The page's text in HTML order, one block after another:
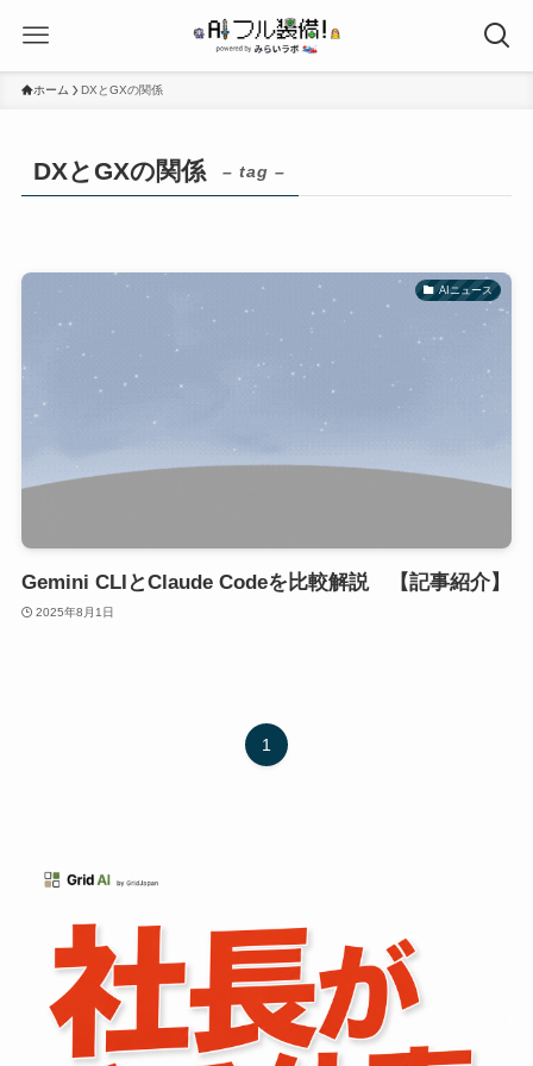
ホーム DXとGXの関係
DXとGXの関係 – tag –
AIニュース
Gemini CLIとClaude Codeを比較解説 【記事紹介】
2025年8月1日
1